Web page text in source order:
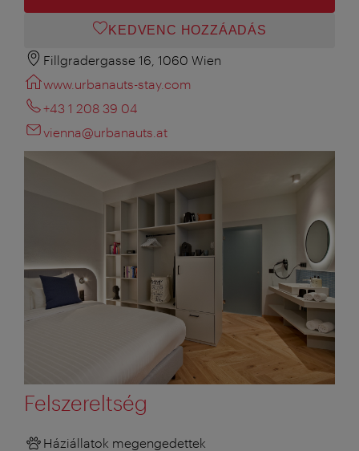
KEDVENC HOZZÁADÁS
Fillgradergasse 16, 1060 Wien
www.urbanauts-stay.com
+43 1 208 39 04
vienna@urbanauts.at
Felszereltség
Háziállatok megengedettek